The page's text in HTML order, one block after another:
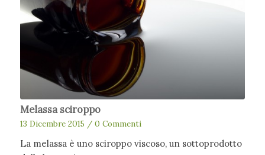
Melassa sciroppo
13 Dicembre 2015 / 0 Commenti
La melassa è uno sciroppo viscoso, un sottoprodotto